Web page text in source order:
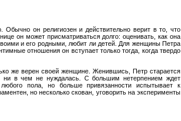
Обычно он религиозен и действительно верит в то, что
он может присматриваться долго: оценивать, как она
и его родными, любит ли детей. Для женщины Петра
отношения он вступает только тогда, когда твердо
же верен своей женщине. Женившись, Петр старается
ни в чем не нуждалась. С большим нетерпением ждет
пола, но больше привязанности испытывает к
но несколько скован, уговорить на эксперименты